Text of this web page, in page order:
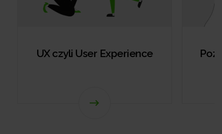
UX czyli User Experience